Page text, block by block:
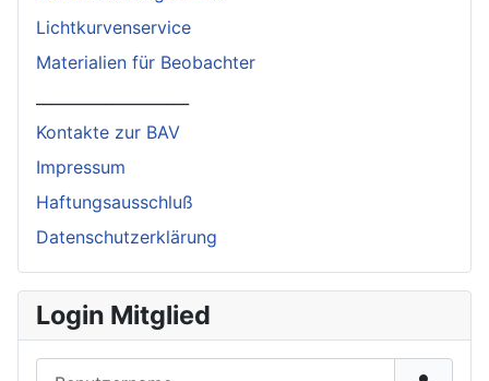
Lichtkurvenservice
Materialien für Beobachter
Kontakte zur BAV
Impressum
Haftungsausschluß
Datenschutzerklärung
Login Mitglied